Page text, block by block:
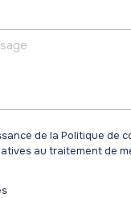
de la Politique de
au traitement de